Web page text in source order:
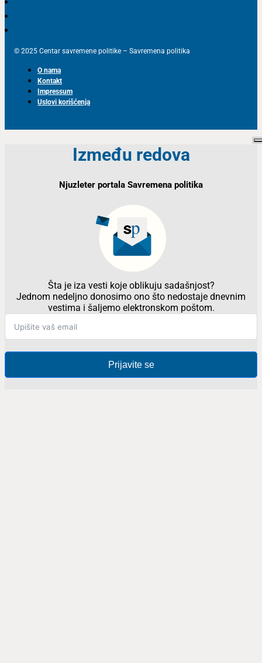
© 2025 Centar savremene politike – Savremena politika
O nama
Kontakt
Impressum
Uslovi korišćenja
Između redova
Njuzleter portala Savremena politika
Šta je iza vesti koje oblikuju sadašnjost?
Jednom nedeljno donosimo ono što nedostaje dnevnim
vestima i šaljemo elektronskom poštom.
Prijavite se